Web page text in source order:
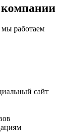
работаем
сайт